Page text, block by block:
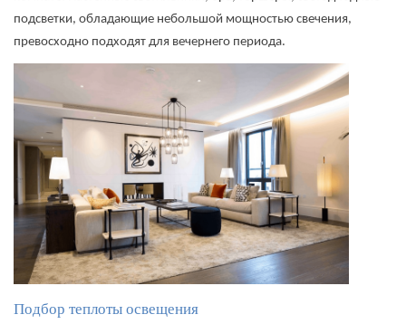
подсветки, обладающие небольшой мощностью свечения,
превосходно подходят для вечернего периода.
Подбор теплоты освещения